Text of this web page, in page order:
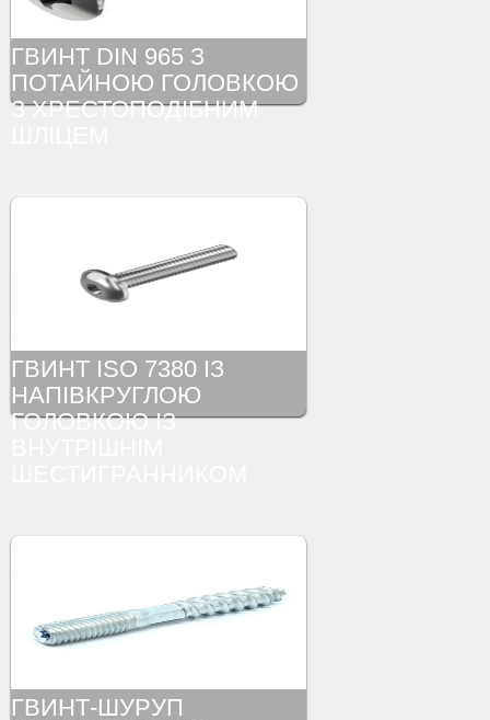
ГВИНТ DIN 965 З
ПОТАЙНОЮ ГОЛОВКОЮ
З ХРЕСТОПОДІБНИМ
ГВИНТ ISO 7380 ІЗ
НАПІВКРУГЛОЮ
ГОЛОВКОЮ ІЗ
ГВИНТ-ШУРУП